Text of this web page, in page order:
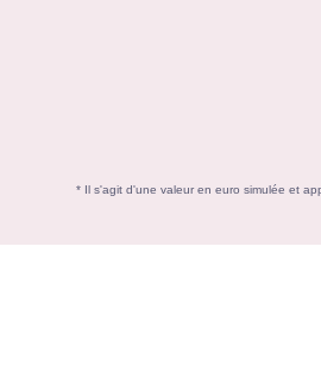
* Il s'agit d'une valeur en euro simulée et